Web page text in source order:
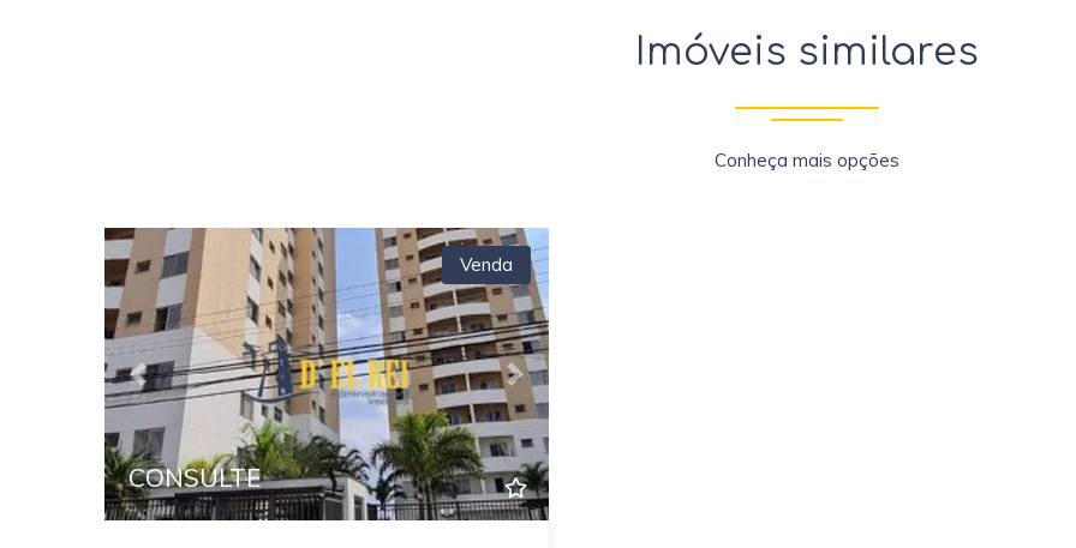
Imóveis similares
Conheça mais opções
Previous Next
Venda
CONSULTE